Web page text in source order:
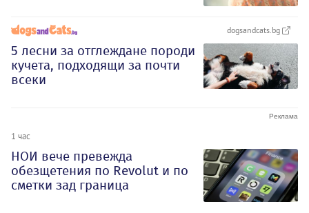
dogsandcats.bg
5 лесни за отглеждане породи
кучета, подходящи за почти
всеки
1 час
НОИ вече превежда
обезщетения по Revolut и по
сметки зад граница